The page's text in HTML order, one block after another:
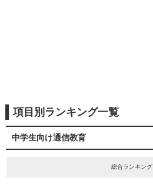
項目別ランキング一覧
中学生向け通信教育
総合ランキング